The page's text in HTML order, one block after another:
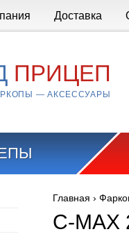
Доставка
ПРИЦЕП
— АКСЕССУАРЫ
Вы здесь
Главная ›
C-MAX